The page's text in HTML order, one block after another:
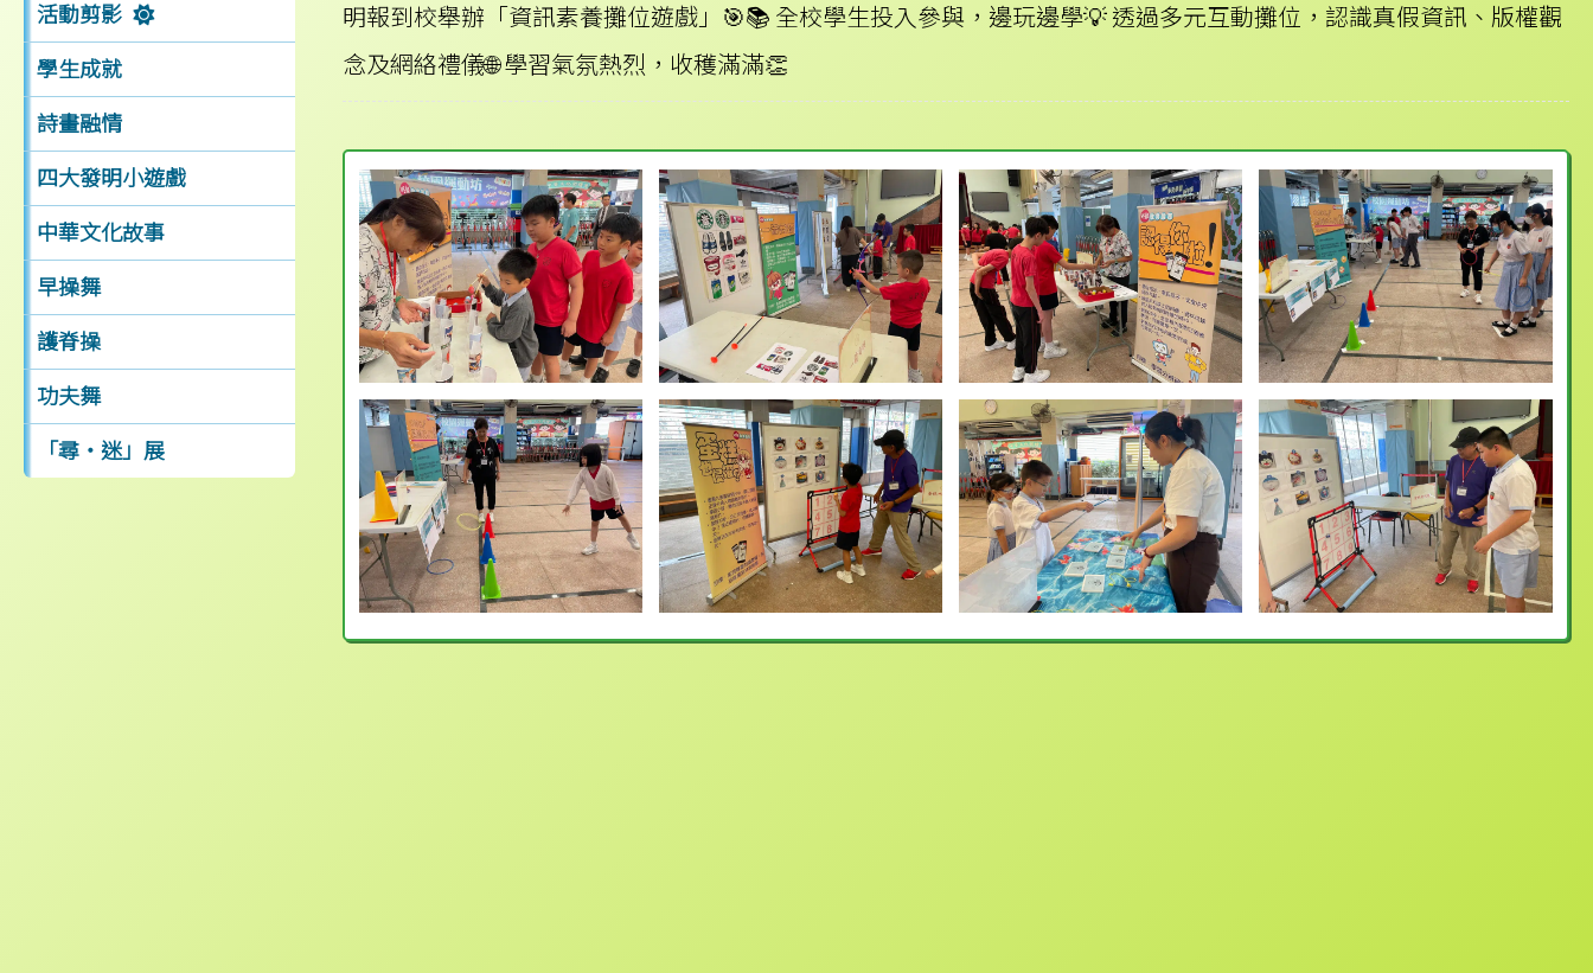
活動剪影
學生成就
詩畫融情
四大發明小遊戲
中華文化故事
早操舞
護脊操
功夫舞
「尋‧迷」展
明報到校舉辦「資訊素養攤位遊戲」🎯📚 全校學生投入參與，邊玩邊學💡 透過多元互動攤位，認識真假資訊、版權觀
念及網絡禮儀🌐 學習氣氛熱烈，收穫滿滿👏